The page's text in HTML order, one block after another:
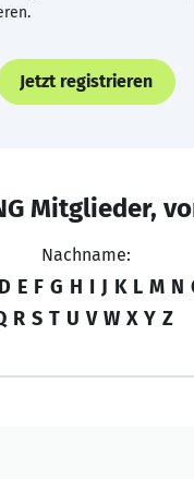
Jetzt registrieren
Mitglieder,
Nachname:
D E F G H I J K L M N
R S T U V W X Y Z